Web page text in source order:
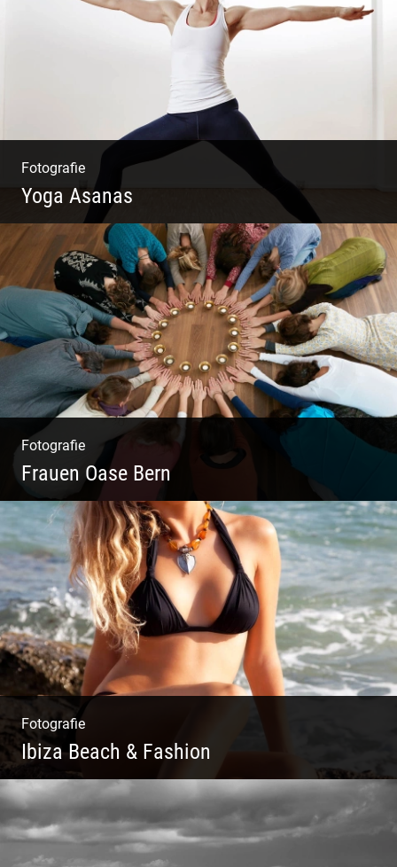
Fotografie
Yoga Asanas
Virabhadrasana II oder Krieger II – Anleitung
für den Blog
Fotografie
Frauen Oase Bern
Yoga Fotografie | Magische Momente | Bunte
Farben | Wilde Formen
Fotografie
Ibiza Beach & Fashion
Ibiza Beach & Fashion